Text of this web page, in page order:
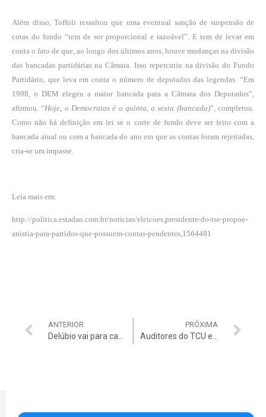
Além disso, Toffoli ressaltou que uma eventual sanção de suspensão de
cotas do fundo “tem de ser proporcional e razoável”. E tem de levar em
conta o fato de que, ao longo dos últimos anos, houve mudanças na divisão
das bancadas partidárias na Câmara. Isso repercutiu na divisão do Fundo
Partidário, que leva em conta o número de deputados das legendas. “Em
1998, o DEM elegeu a maior bancada para a Câmara dos Deputados”,
afirmou. “Hoje, o Democratas é a quinta, a sexta (bancada)”, completou.
Como não há definição em lei se o corte de fundo deve ser feito com a
bancada atual ou com a bancada do ano em que as contas foram rejeitadas,
cria-se um impasse.
Leia mais em:
http://politica.estadao.com.br/noticias/eleicoes,presidente-do-tse-propoe-
anistia-para-partidos-que-possuem-contas-pendentes,1564481
ANTERIOR
Delúbio vai para casa
PRÓXIMA
Auditores do TCU em “estado de alerta”